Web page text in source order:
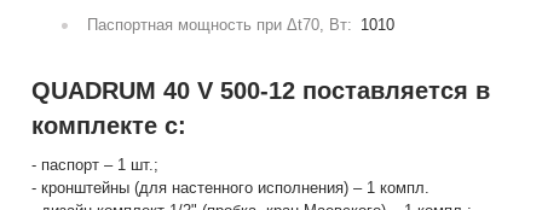
Паспортная мощность при Δt70, Вт: 1010
QUADRUM 40 V 500-12 поставляется в
комплекте с:
- паспорт – 1 шт.;
- кронштейны (для настенного исполнения) – 1 компл.